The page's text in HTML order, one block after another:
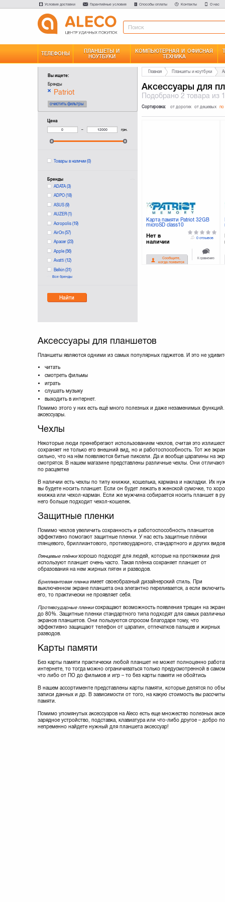
Условия доставки Гарантийные условия Способы оплаты Контакты О нас
ТЕЛЕФОНЫ
ПЛАНШЕТЫ И
НОУТБУКИ
КОМПЬЮТЕРНАЯ И ОФИСНАЯ
ТЕХНИКА
Вы ищете:
Бренды
Patriot
очистить фильтры
Цена
– грн.
Товары в наличии(0)
Бренды
ADATA(3)
ADPO(18)
ASUS(9)
AUZER(1)
Acropolis(19)
AirOn(57)
Apacer(23)
Apple(56)
Avatti(12)
Belkin(31)
ColorWay
Crumpler(4)
Fujitsu(1)
GENIUS(2)
Grand-X(132)
Impression(1)
JCPAL(8)
JUST(1)
KINGMAX
Kit(5)
LOBSTER(3)
LOGAN(3)
LOGICFOX
Lenovo(16)
Maxxtro(1)
Microsoft(3)
Nomi (17)
ODOYO(27)
Ozaki(62)
PORT Designs
Patriot
Philips
PowerPlant(19)
Pretec(8)
Qumo(2)
Remax(1)
SILICON POWER(59)
STRONTIUM(16)
Samsung(11)
Sox(7)
Sumdex(4)
Targus(12)
Team
(51)
Все бренды
Найти
Главная Планшеты и ноутбуки
Аксессуары для
Подобрано2 товара из
Сортировка: от дорогих от дешевых по
Карта памяти Patriot 32GB
microSD class10
(PSF32GMCSDHC10)
Нет в
наличии
Сообщите,
когда появится
0 отзывов
К сравнению
Аксессуары для планшетов
Планшеты являются одними из самых популярных гаджетов. И это не
читать
смотреть фильмы
играть
слушать музыку
выходить в интернет.
Помимо этого у них есть ещё много полезных и даже незаменимых
аксессуары.
Чехлы
Некоторые люди пренебрегают использованием чехлов, считая это
сохраняет не только его внешний вид, но и работоспособность. Тот же
сильно, что на нём появляются битые пиксели. Да и вообще царапины на
смотрятся. В нашем магазине представлены различные чехлы. Они
по расцветке
В наличии есть чехлы по типу книжки, кошелька, кармана и накладки. Их
вы будете носить планшет. Если он будет лежать в женской сумочке, то
книжка или чехол-карман. Если же мужчина собирается носить планшет в
него больше подходит чехол-кошелек.
Защитные пленки
Помимо чехлов увеличить сохранность и работоспособность планшетов
эффективно помогают защитные пленки. У нас есть защитные плёнки
глянцевого, бриллиантового, противоударного, стандартного и других
Глянцевые плёнкихорошо подходят для людей, которые на протяжении дня
используют планшет очень часто. Такая плёнка сохраняет планшет от
образования на нем жирных пятен и разводов.
Бриллиантовая пленкаимеет своеобразный дизайнерский стиль. При
выключенном экране планшета она элегантно переливается, а если включить
его, то практически не проявляет себя.
Противоударные пленкисокращают возможность появления трещин на
до 80%. Защитные пленки стандартного типа подходят для самых
экранов планшетов. Они пользуются спросом благодаря тому, что
эффективно защищают телефон от царапин, отпечатков пальцев и жирных
разводов.
Карты памяти
Без карты памяти практически любой планшет не может полноценно
интернете, то тогда можно ограничиваться только предусмотренной в
что либо от ПО до фильмов и игр – то без карты памяти не обойтись
В нашем ассортименте представлены карты памяти, которые делятся по
записи данных и др. В зависимости от того, на какую стоимость вы
памяти.
Помимо упомянутых аксессуаров на Aleco есть еще множество полезных
зарядное устройство, подставка, клавиатура или что-либо другое – добро
непременно найдете нужный для планшета аксессуар!